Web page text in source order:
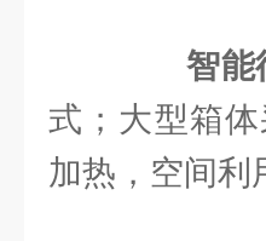
智能
式；大型箱
加热，空间利